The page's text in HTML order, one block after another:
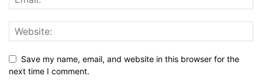
Save my name, email, and website in this browser for the
next time I comment.